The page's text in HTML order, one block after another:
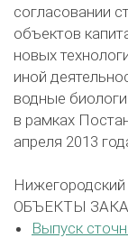
согласовании
объектов
новых
иной
водные
в рамках
апреля 2013
ОБЪЕКТЫ
Выпуск